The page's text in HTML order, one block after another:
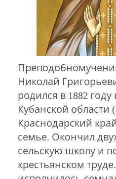
Николай
родился в 1882 году
Кубанской области
Краснодарский
семье. Окончил
сельскую школу и
крестьянском